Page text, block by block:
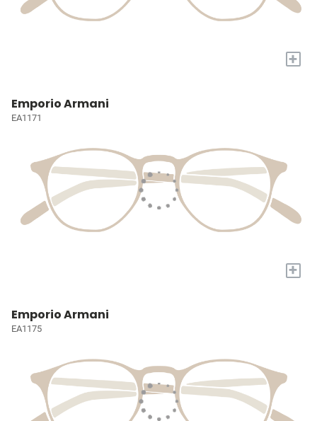
+
Emporio Armani
EA1171
+
Emporio Armani
EA1175